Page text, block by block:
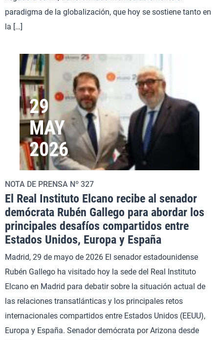
paradigma de la globalización, que hoy se sostiene tanto en
la […]
29
MAY
2026
NOTA DE PRENSA Nº 327
El Real Instituto Elcano recibe al senador
demócrata Rubén Gallego para abordar los
principales desafíos compartidos entre
Estados Unidos, Europa y España
Madrid, 29 de mayo de 2026 El senador estadounidense
Rubén Gallego ha visitado hoy la sede del Real Instituto
Elcano en Madrid para debatir sobre la situación actual de
las relaciones transatlánticas y los principales retos
internacionales compartidos entre Estados Unidos (EEUU),
Europa y España. Senador demócrata por Arizona desde